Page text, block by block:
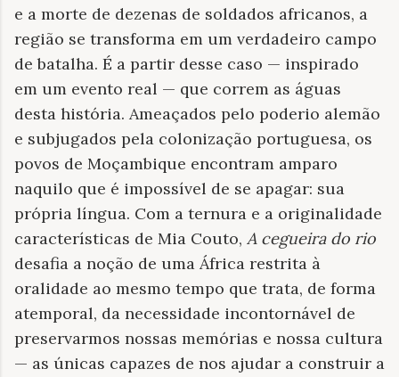
e a morte de dezenas de soldados africanos, a
região se transforma em um verdadeiro campo
de batalha. É a partir desse caso — inspirado
em um evento real — que correm as águas
desta história. Ameaçados pelo poderio alemão
e subjugados pela colonização portuguesa, os
povos de Moçambique encontram amparo
naquilo que é impossível de se apagar: sua
própria língua. Com a ternura e a originalidade
características de Mia Couto, A cegueira do rio
desafia a noção de uma África restrita à
oralidade ao mesmo tempo que trata, de forma
atemporal, da necessidade incontornável de
preservarmos nossas memórias e nossa cultura
— as únicas capazes de nos ajudar a construir a